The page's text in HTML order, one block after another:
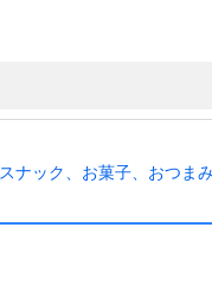
スナック、お菓子、おつま